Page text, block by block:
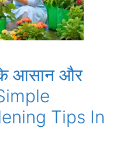
के आसान और
Tips In